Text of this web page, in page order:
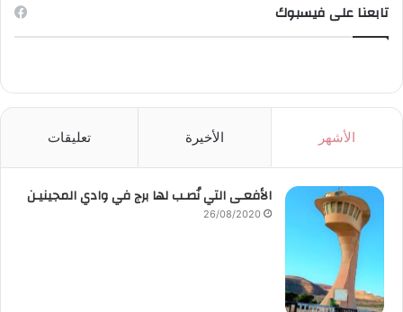
تابعنا على فيسبوك
الأشهر الأخيرة تعليقات
الأفعـى التي نُصـب لها برج في وادي المجينيـن
26/08/2020